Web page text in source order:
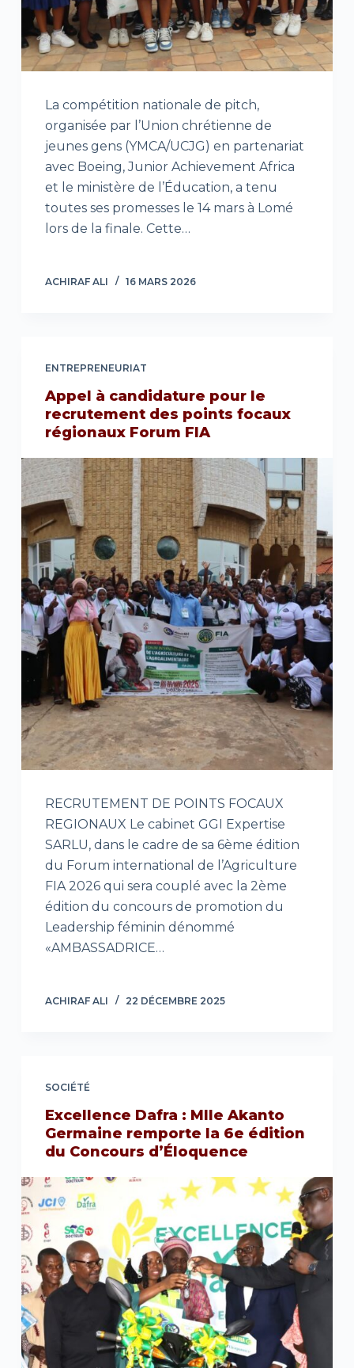
La compétition nationale de pitch,
organisée par l’Union chrétienne de
jeunes gens (YMCA/UCJG) en partenariat
avec Boeing, Junior Achievement Africa
et le ministère de l’Éducation, a tenu
toutes ses promesses le 14 mars à Lomé
lors de la finale. Cette…
ACHIRAF ALI 16 MARS 2026
ENTREPRENEURIAT
Appel à candidature pour le
recrutement des points focaux
régionaux Forum FIA
RECRUTEMENT DE POINTS FOCAUX
REGIONAUX Le cabinet GGI Expertise
SARLU, dans le cadre de sa 6ème édition
du Forum international de l’Agriculture
FIA 2026 qui sera couplé avec la 2ème
édition du concours de promotion du
Leadership féminin dénommé
«AMBASSADRICE…
ACHIRAF ALI 22 DÉCEMBRE 2025
SOCIÉTÉ
Excellence Dafra : Mlle Akanto
Germaine remporte la 6e édition
du Concours d’Éloquence